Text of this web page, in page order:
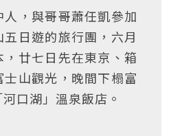
，與哥哥蕭任凱參加
日遊的旅行團，六月
廿七日先在東京、箱
山觀光，晚間下榻富
口湖」溫泉飯店。